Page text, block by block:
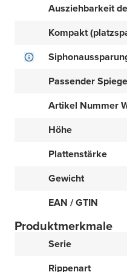
Ausziehbarkeit
Kompakt
Passender
Artikel Nummer
Höhe
Plattenstärke
Gewicht
EAN / GTIN
Produktmerkmale
Serie
Rippenart